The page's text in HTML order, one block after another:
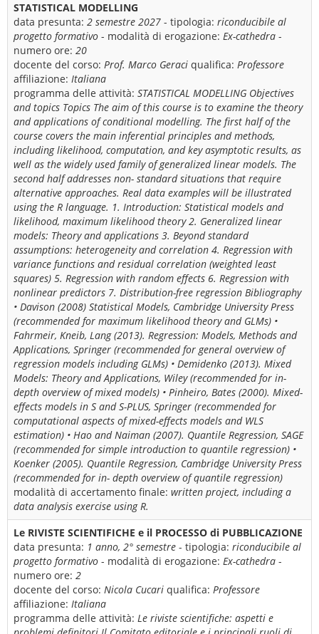
STATISTICAL MODELLING
data presunta: 2 semestre 2027 - tipologia: riconducibile al
progetto formativo - modalità di erogazione: Ex-cathedra -
numero ore: 20
docente del corso: Prof. Marco Geraci qualifica: Professore
affiliazione: Italiana
programma delle attività: STATISTICAL MODELLING Objectives
and topics Topics The aim of this course is to examine the theory
and applications of conditional modelling. The first half of the
course covers the main inferential principles and methods,
including likelihood, computation, and key asymptotic results, as
well as the widely used family of generalized linear models. The
second half addresses non- standard situations that require
alternative approaches. Real data examples will be illustrated
using the R language. 1. Introduction: Statistical models and
likelihood, maximum likelihood theory 2. Generalized linear
models: Theory and applications 3. Beyond standard
assumptions: heterogeneity and correlation 4. Regression with
variance functions and residual correlation (weighted least
squares) 5. Regression with random effects 6. Regression with
nonlinear predictors 7. Distribution-free regression Bibliography
• Davison (2008) Statistical Models, Cambridge University Press
(recommended for maximum likelihood theory and GLMs) •
Fahrmeir, Kneib, Lang (2013). Regression: Models, Methods and
Applications, Springer (recommended for general overview of
regression models including GLMs) • Demidenko (2013). Mixed
Models: Theory and Applications, Wiley (recommended for in-
depth overview of mixed models) • Pinheiro, Bates (2000). Mixed-
effects models in S and S-PLUS, Springer (recommended for
computational aspects of mixed-effects models and WLS
estimation) • Hao and Naiman (2007). Quantile Regression, SAGE
(recommended for simple introduction to quantile regression) •
Koenker (2005). Quantile Regression, Cambridge University Press
(recommended for in- depth overview of quantile regression)
modalità di accertamento finale: written project, including a
data analysis exercise using R.
Le RIVISTE SCIENTIFICHE e il PROCESSO di PUBBLICAZIONE
data presunta: 1 anno, 2° semestre - tipologia: riconducibile al
progetto formativo - modalità di erogazione: Ex-cathedra -
numero ore: 2
docente del corso: Nicola Cucari qualifica: Professore
affiliazione: Italiana
programma delle attività: Le riviste scientifiche: aspetti e